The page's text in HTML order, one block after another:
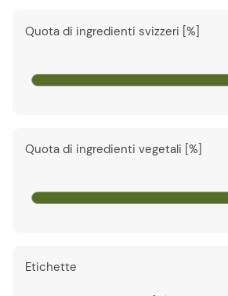
Quota di ingredienti svizzeri [%]
Quota di ingredienti vegetali [%]
Etichette